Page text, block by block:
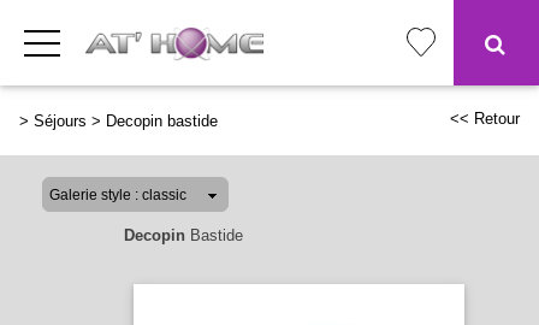
> Séjours > Decopin bastide << Retour
Decopin Bastide